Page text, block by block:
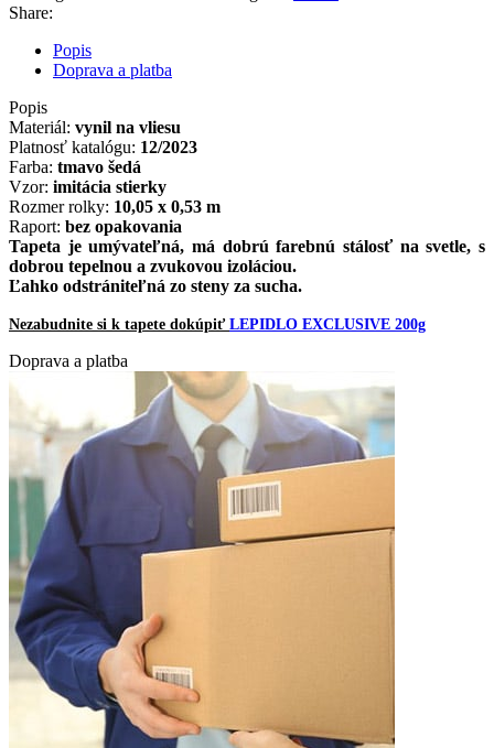
Share:
Popis
Doprava a platba
Popis
Materiál: vynil na vliesu
Platnosť katalógu: 12/2023
Farba: tmavo šedá
Vzor: imitácia stierky
Rozmer rolky: 10,05 x 0,53 m
Raport: bez opakovania
Tapeta je umývateľná, má dobrú farebnú stálosť na svetle, s
dobrou tepelnou a zvukovou izoláciou.
Ľahko odstrániteľná zo steny za sucha.
Nezabudnite si k tapete dokúpiť LEPIDLO EXCLUSIVE 200g
Doprava a platba